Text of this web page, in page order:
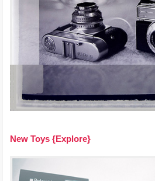
New Toys {Explore}